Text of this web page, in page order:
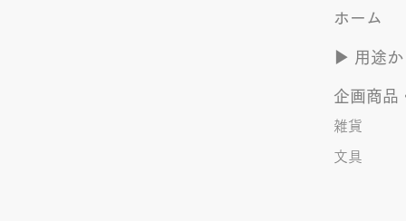
夏のYOASOBI つづき
ホーム
▶︎ 用途か
企画商品
雑貨
文具